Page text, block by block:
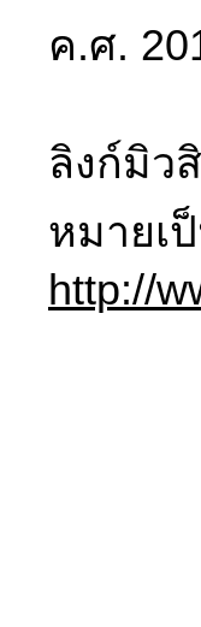
ค.ศ.
ลิงก์มิว
หมายเ
http://